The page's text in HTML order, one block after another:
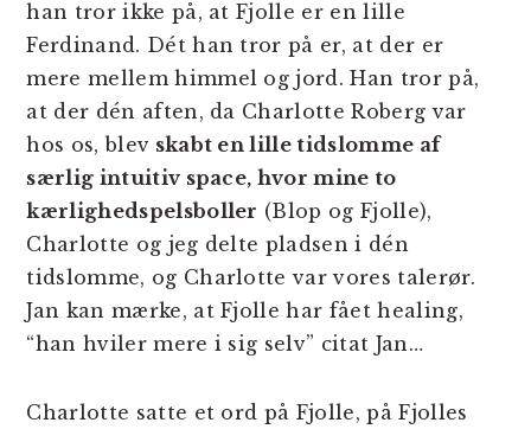
han tror ikke på, at Fjolle er en lille
Ferdinand. Dét han tror på er, at der er
mere mellem himmel og jord. Han tror på,
at der dén aften, da Charlotte Roberg var
hos os, blev skabt en lille tidslomme af
særlig intuitiv space, hvor mine to
kærlighedspelsboller (Blop og Fjolle),
Charlotte og jeg delte pladsen i dén
tidslomme, og Charlotte var vores talerør.
Jan kan mærke, at Fjolle har fået healing,
“han hviler mere i sig selv” citat Jan…
Charlotte satte et ord på Fjolle, på Fjolles